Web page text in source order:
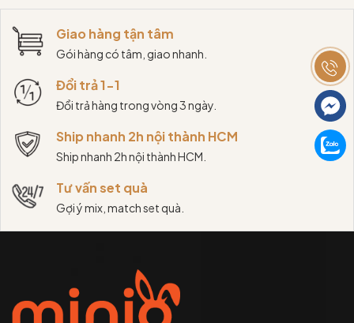
Giao hàng tận tâm
Gói hàng có tâm, giao nhanh.
Đổi trả 1-1
Đổi trả hàng trong vòng 3 ngày.
Ship nhanh 2h nội thành HCM
Ship nhanh 2h nội thành HCM.
Tư vấn set quà
Gợi ý mix, match set quà.